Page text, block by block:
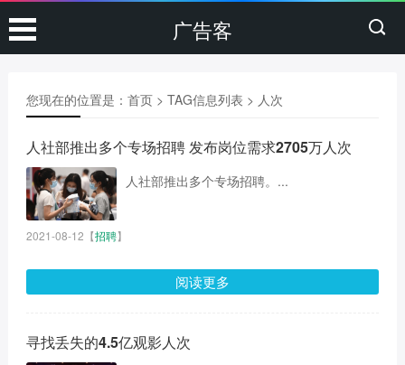
广告客
您现在的位置是： 首页> TAG信息列表 > 人次
人社部推出多个专场招聘 发布岗位需求2705万人次
人社部推出多个专场招聘。...
2021-08-12 【招聘】
阅读更多
寻找丢失的4.5亿观影人次